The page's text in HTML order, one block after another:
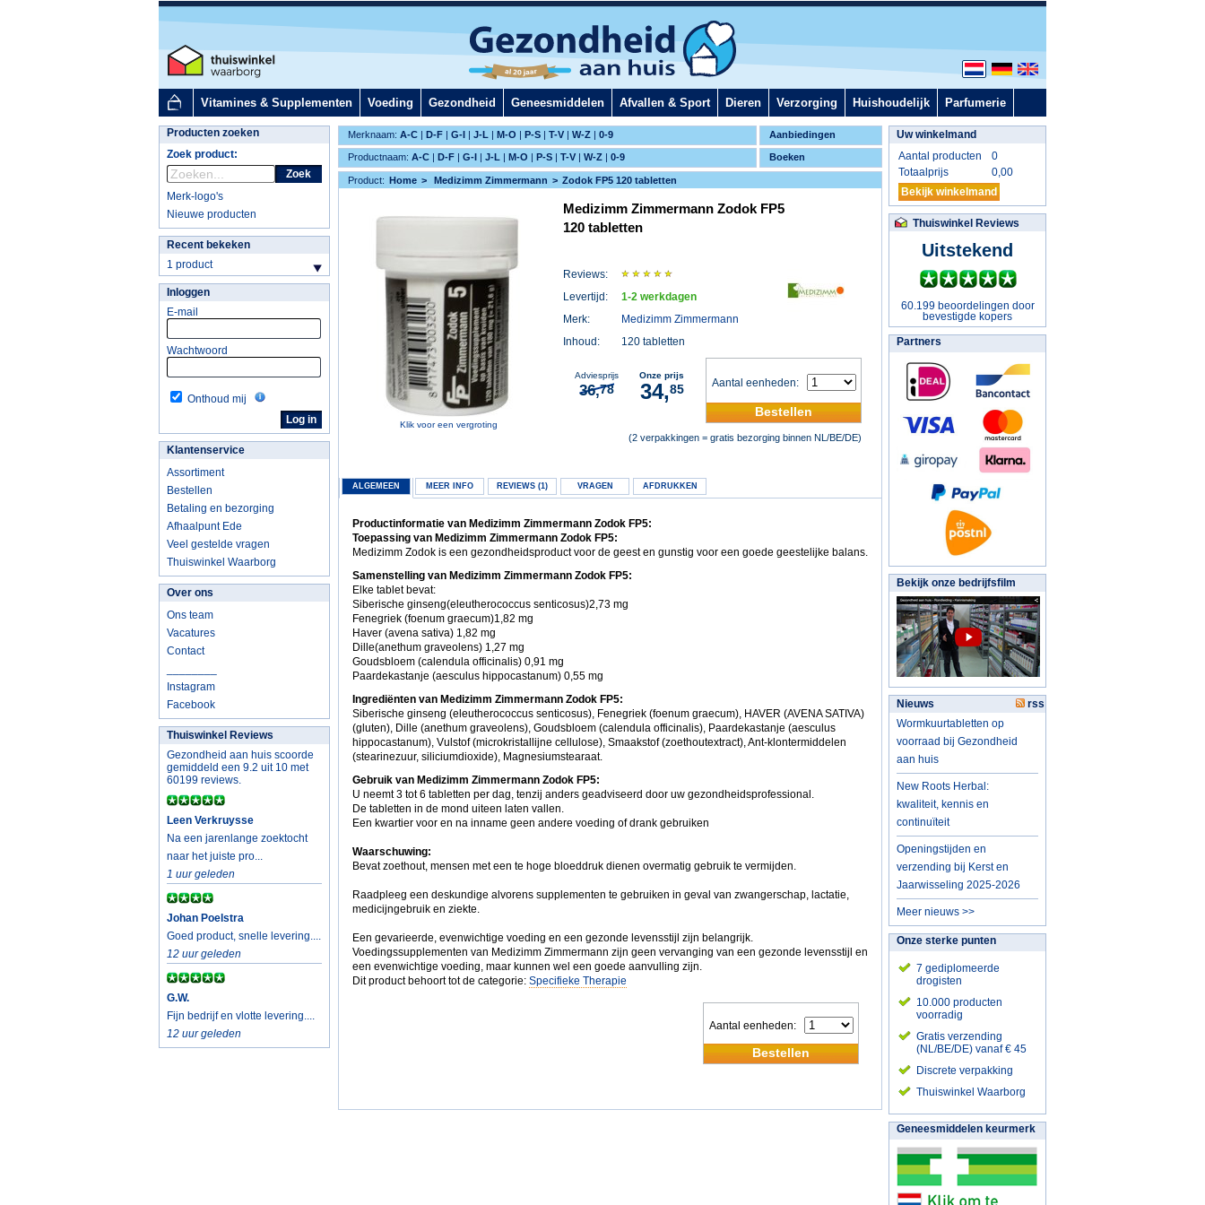
Vitamines & Supplementen Voeding Gezondheid Geneesmiddelen Afvallen & Sport Dieren Verzorging Huishoudelijk Parfumerie
Aanbiedingen
Merknaam: A-C | D-F | G-I | J-L | M-O | P-S | T-V | W-Z | 0-9
Boeken
Productnaam: A-C | D-F | G-I | J-L | M-O | P-S | T-V | W-Z | 0-9
Producten zoeken
Zoek product:
Zoek
Merk-logo's
Nieuwe producten
Recent bekeken
1 product
Inloggen
E-mail
Wachtwoord
Onthoud mij
Klantenservice
Assortiment
Bestellen
Betaling en bezorging
Afhaalpunt Ede
Veel gestelde vragen
Thuiswinkel Waarborg
Over ons
Ons team
Vacatures
Contact
Instagram
Facebook
Thuiswinkel Reviews
Gezondheid aan huis scoorde
gemiddeld een 9.2 uit 10 met
60199 reviews.
Leen Verkruysse
Na een jarenlange zoektocht
naar het juiste pro...
1 uur geleden
Johan Poelstra
Goed product, snelle levering....
12 uur geleden
G.W.
Fijn bedrijf en vlotte levering....
12 uur geleden
Product: Home Medizimm Zimmermann Zodok FP5 120 tabletten
Klik voor een vergroting
Medizimm Zimmermann Zodok FP5
120 tabletten
Reviews:
Levertijd:
1-2 werkdagen
Merk:
Medizimm Zimmermann
Inhoud:
120 tabletten
Aantal eenheden:
Bestellen
Adviesprijs
36,78
Onze prijs
34,85
(2 verpakkingen = gratis bezorging binnen NL/BE/DE)
ALGEMEEN MEER INFO REVIEWS (1) VRAGEN AFDRUKKEN
Productinformatie van Medizimm Zimmermann Zodok FP5:
Toepassing van Medizimm Zimmermann Zodok FP5:
Medizimm Zodok is een gezondheidsproduct voor de geest en gunstig voor een goede geestelijke balans.
Samenstelling van Medizimm Zimmermann Zodok FP5:
Elke tablet bevat:
Siberische ginseng(eleutherococcus senticosus)2,73 mg
Fenegriek (foenum graecum)1,82 mg
Haver (avena sativa) 1,82 mg
Dille(anethum graveolens) 1,27 mg
Goudsbloem (calendula officinalis) 0,91 mg
Paardekastanje (aesculus hippocastanum) 0,55 mg
Ingrediënten van Medizimm Zimmermann Zodok FP5:
Siberische ginseng (eleutherococcus senticosus), Fenegriek (foenum graecum), HAVER (AVENA SATIVA)
(gluten), Dille (anethum graveolens), Goudsbloem (calendula officinalis), Paardekastanje (aesculus
hippocastanum), Vulstof (microkristallijne cellulose), Smaakstof (zoethoutextract), Ant-klontermiddelen
(stearinezuur, siliciumdioxide), Magnesiumstearaat.
Gebruik van Medizimm Zimmermann Zodok FP5:
U neemt 3 tot 6 tabletten per dag, tenzij anders geadviseerd door uw gezondheidsprofessional.
De tabletten in de mond uiteen laten vallen.
Een kwartier voor en na inname geen andere voeding of drank gebruiken
Waarschuwing:
Bevat zoethout, mensen met een te hoge bloeddruk dienen overmatig gebruik te vermijden.
Raadpleeg een deskundige alvorens supplementen te gebruiken in geval van zwangerschap, lactatie,
medicijngebruik en ziekte.
Een gevarieerde, evenwichtige voeding en een gezonde levensstijl zijn belangrijk.
Voedingssupplementen van Medizimm Zimmermann zijn geen vervanging van een gezonde levensstijl en
een evenwichtige voeding, maar kunnen wel een goede aanvulling zijn.
Dit product behoort tot de categorie: Specifieke Therapie
Aantal eenheden:
Bestellen
Uw winkelmand
Aantal producten
0
Totaalprijs
0,00
Bekijk winkelmand
Thuiswinkel Reviews
Uitstekend
60.199 beoordelingen door
bevestigde kopers
Partners
Bekijk onze bedrijfsfilm
Nieuws
rss
Wormkuurtabletten op
voorraad bij Gezondheid
aan huis
New Roots Herbal:
kwaliteit, kennis en
continuïteit
Openingstijden en
verzending bij Kerst en
Jaarwisseling 2025-2026
Meer nieuws >>
Onze sterke punten
7 gediplomeerde
drogisten
10.000 producten
voorradig
Gratis verzending
(NL/BE/DE) vanaf € 45
Discrete verpakking
Thuiswinkel Waarborg
Geneesmiddelen keurmerk